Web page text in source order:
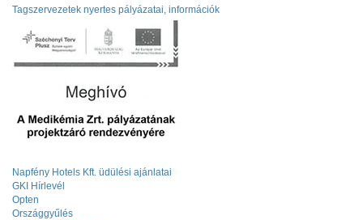
Tagszervezetek nyertes pályázatai, információk
Napfény Hotels Kft. üdülési ajánlatai
GKI Hírlevél
Opten
Országgyűlés